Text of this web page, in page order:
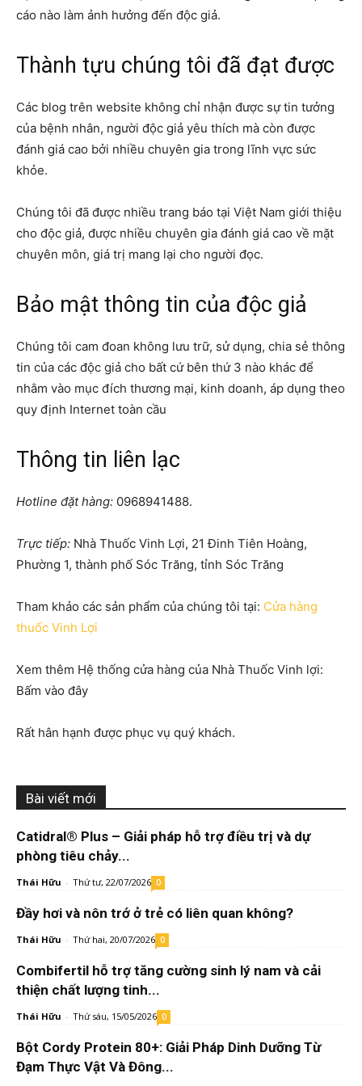
cáo nào làm ảnh hưởng đến độc giả.
Thành tựu chúng tôi đã đạt được
Các blog trên website không chỉ nhận được sự tin tưởng
của bệnh nhân, người độc giả yêu thích mà còn được
đánh giá cao bởi nhiều chuyên gia trong lĩnh vực sức
khỏe.
Chúng tôi đã được nhiều trang báo tại Việt Nam giới thiệu
cho độc giả, được nhiều chuyên gia đánh giá cao về mặt
chuyên môn, giá trị mang lại cho người đọc.
Bảo mật thông tin của độc giả
Chúng tôi cam đoan không lưu trữ, sử dụng, chia sẻ thông
tin của các độc giả cho bất cứ bên thứ 3 nào khác để
nhằm vào mục đích thương mại, kinh doanh, áp dụng theo
quy định Internet toàn cầu
Thông tin liên lạc
Hotline đặt hàng: 0968941488.
Trực tiếp: Nhà Thuốc Vinh Lợi, 21 Đinh Tiên Hoàng,
Phường 1, thành phố Sóc Trăng, tỉnh Sóc Trăng
Tham khảo các sản phẩm của chúng tôi tại: Cửa hàng
thuốc Vinh Lợi
Xem thêm Hệ thống cửa hàng của Nhà Thuốc Vinh lợi:
Bấm vào đây
Rất hân hạnh được phục vụ quý khách.
Bài viết mới
Catidral® Plus – Giải pháp hỗ trợ điều trị và dự
phòng tiêu chảy...
Thái Hữu - Thứ tư, 22/07/2026 0
Đầy hơi và nôn trớ ở trẻ có liên quan không?
Thái Hữu - Thứ hai, 20/07/2026 0
Combifertil hỗ trợ tăng cường sinh lý nam và cải
thiện chất lượng tinh...
Thái Hữu - Thứ sáu, 15/05/2026 0
Bột Cordy Protein 80+: Giải Pháp Dinh Dưỡng Từ
Đạm Thực Vật Và Đông...